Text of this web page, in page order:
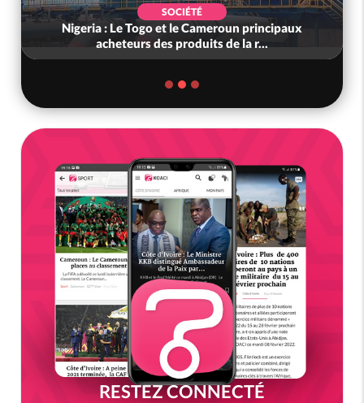
SOCIÉTÉ
Nigeria : Le Togo et le Cameroun principaux
acheteurs des produits de la r...
RESTEZ CONNECTÉ